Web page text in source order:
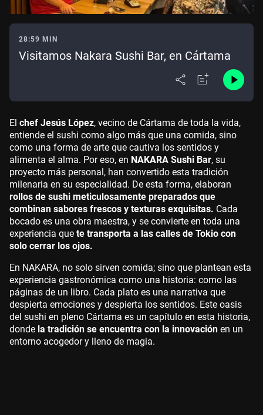
28:59 MIN
Visitamos Nakara Sushi Bar, en Cártama
El chef Jesús López, vecino de Cártama de toda la vida,
entiende el sushi como algo más que una comida, sino
como una forma de arte que cautiva los sentidos y
alimenta el alma. Por eso, en NAKARA Sushi Bar, su
proyecto más personal, han convertido esta tradición
milenaria en su especialidad. De esta forma, elaboran
rollos de sushi meticulosamente preparados que
combinan sabores frescos y texturas exquisitas. Cada
bocado es una obra maestra, y se convierte en toda una
experiencia que te transporta a las calles de Tokio con
solo cerrar los ojos.
En NAKARA, no solo sirven comida; sino que plantean esta
experiencia gastronómica como una historia: como las
páginas de un libro. Cada plato es una narrativa que
despierta emociones y despierta los sentidos. Este oasis
del sushi en pleno Cártama es un capítulo en esta historia,
donde la tradición se encuentra con la innovación en un
entorno acogedor y lleno de magia.